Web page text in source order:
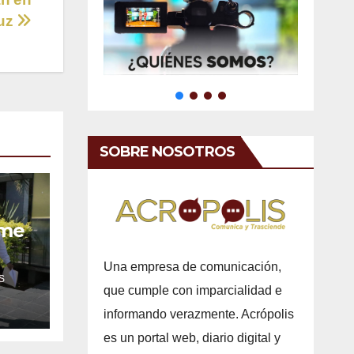
SOBRE NOSOTROS
Una empresa de comunicación,
que cumple con imparcialidad e
informando verazmente. Acrópolis
es un portal web, diario digital y